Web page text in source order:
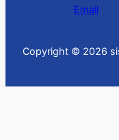
Email
Copyright © 2026